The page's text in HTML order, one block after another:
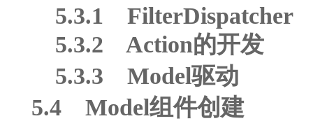
5.3.1 FilterDispatcher
5.3.2 Action的开发
5.3.3 Model驱动
5.4 Model组件创建